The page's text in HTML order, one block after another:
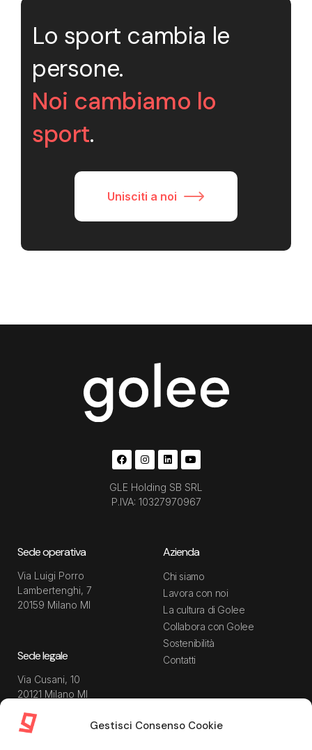
Gestisci Consenso Cookie
Lo sport cambia le
persone.
Noi cambiamo lo
sport.
Unisciti a noi
GLE Holding SB SRL
P.IVA: 10327970967
Sede operativa
Via Luigi Porro
Lambertenghi, 7
20159 Milano MI
Sede legale
Via Cusani, 10
20121 Milano MI
Azienda
Chi siamo
Lavora con noi
La cultura di Golee
Collabora con Golee
Sostenibilità
Contatti